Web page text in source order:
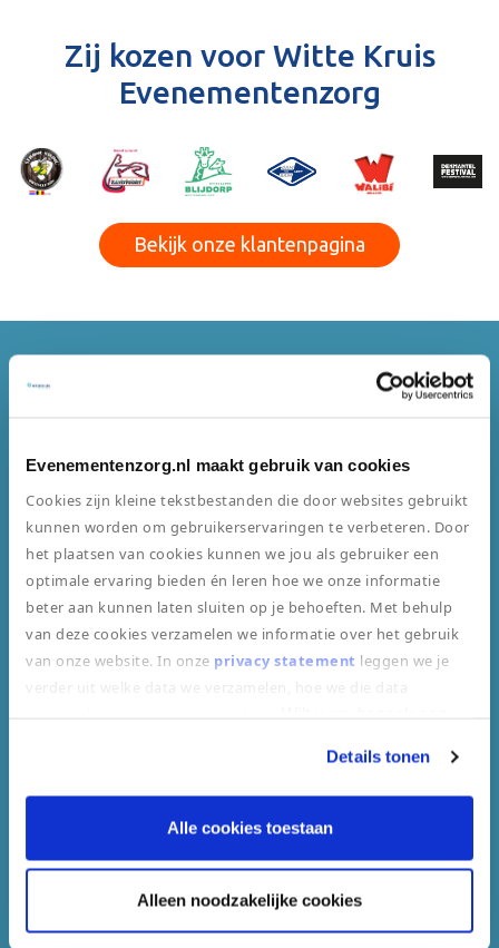
Evenementenzorg.nl maakt gebruik van cookies
Cookies zijn kleine tekstbestanden die door websites gebruikt
kunnen worden om gebruikerservaringen te verbeteren. Door
het plaatsen van cookies kunnen we jou als gebruiker een
optimale ervaring bieden én leren hoe we onze informatie
beter aan kunnen laten sluiten op je behoeften. Met behulp
van deze cookies verzamelen we informatie over het gebruik
van onze website. In onze privacy statement leggen we je
"alle cookies toestaan"? Zo nee, kiest u dan voor "alleen
noodzakelijke cookies".
Details tonen
Alle cookies toestaan
Alleen noodzakelijke cookies
Zij kozen voor Witte Kruis
Evenementenzorg
Bekijk onze klantenpagina
Dit zijn klanten van ons gewend
Beste medische middelen
Gekwalificeerde Professionals